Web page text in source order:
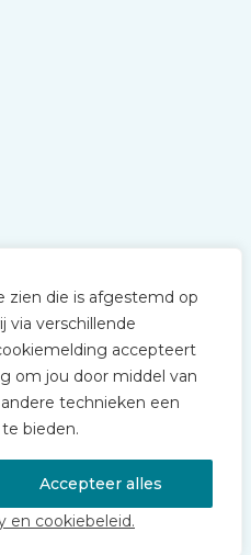
zien die is afgestemd op
via verschillende
accepteert
om jou door middel van
technieken een
bieden.
Accepteer alles
en cookiebeleid.